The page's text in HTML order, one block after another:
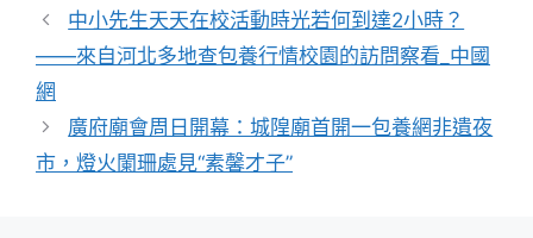
類
中小先生天天在校活動時光若何到達2小時？
——來自河北多地查包養行情校園的訪問察看_中國
網
廣府廟會周日開幕：城隍廟首開一包養網非遺夜
市，燈火闌珊處見“素馨才子”